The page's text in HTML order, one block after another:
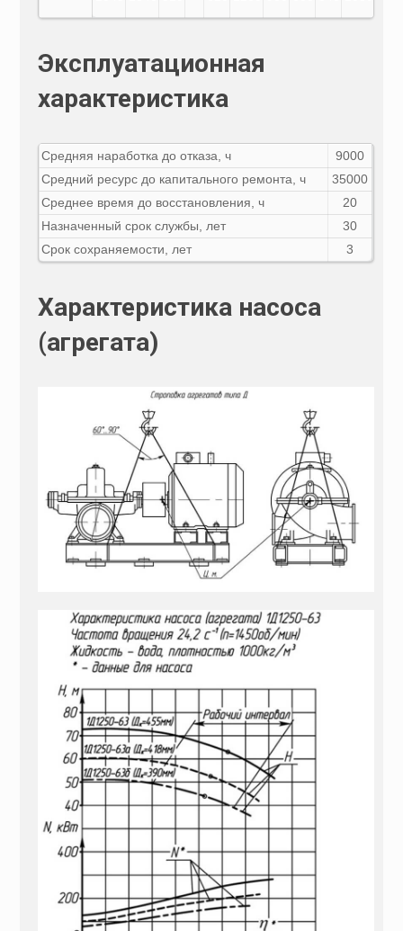
Эксплуатационная
характеристика
Средняя наработка до отказа, ч
9000
Средний ресурс до капитального ремонта, ч
35000
Среднее время до восстановления, ч
20
Назначенный срок службы, лет
30
Срок сохраняемости, лет
3
Характеристика насоса
(агрегата)